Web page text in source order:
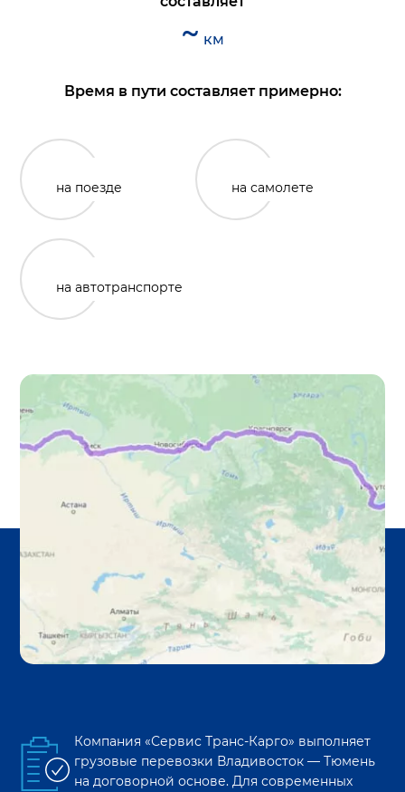
~ км
Время в пути составляет примерно:
на поезде на самолете
на автотранспорте
Компания «Сервис Транс-Карго» выполняет
грузовые перевозки Владивосток —Тюмень
на договорной основе. Для современных